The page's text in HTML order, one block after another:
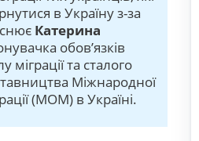
в Україну з-за
Катерина
обов’язків
міграції та сталого
Міжнародної
(МОМ) в Україні.